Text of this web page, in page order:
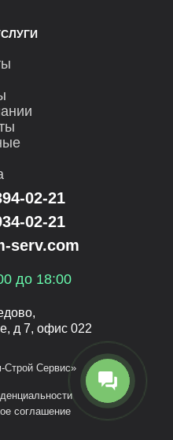
02-21
02-21
serv.com
до 18:00
д 7, офис 022
Строй Сервис»
соглашение